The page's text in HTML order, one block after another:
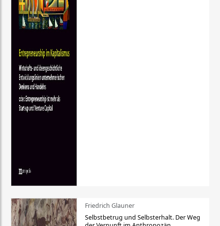
Friedrich Glauner
Selbstbetrug und Selbsterhalt. Der Weg